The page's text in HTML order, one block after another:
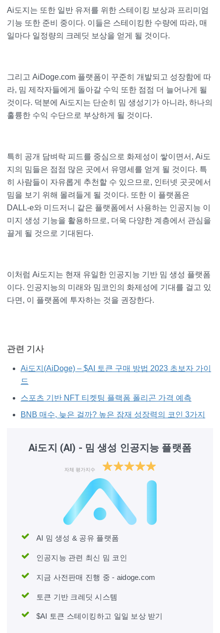
Ai도지는 또한 일반 유저를 위한 스테이킹 보상과 프리미엄
기능 또한 준비 중이다. 이들은 스테이킹한 수량에 따라, 매
일마다 일정량의 크레딧 보상을 얻게 될 것이다.
그리고 AiDoge.com 플랫폼이 꾸준히 개발되고 성장함에 따
라, 밈 제작자들에게 돌아갈 수익 또한 점점 더 늘어나게 될
것이다. 덕분에 Ai도지는 단순히 밈 생성기가 아니라, 하나의
훌륭한 수익 수단으로 부상하게 될 것이다.
특히 공개 담벼락 피드를 중심으로 화제성이 쌓이면서, Ai도
지의 밈들은 점점 많은 곳에서 유명세를 얻게 될 것이다. 특
히 사람들이 자유롭게 추천할 수 있으므로, 인터넷 곳곳에서
밈을 보기 위해 몰려들게 될 것이다. 또한 이 플랫폼은
DALL-e와 미드저니 같은 플랫폼에서 사용하는 인공지능 이
미지 생성 기능을 활용하므로, 더욱 다양한 계층에서 관심을
끌게 될 것으로 기대된다.
이처럼 Ai도지는 현재 유일한 인공지능 기반 밈 생성 플랫폼
이다. 인공지능의 미래와 밈코인의 화제성에 기대를 걸고 있
다면, 이 플랫폼에 투자하는 것을 권장한다.
관련 기사
Ai도지(AiDoge) – $AI 토큰 구매 방법 2023 초보자 가이
드
스포츠 기반 NFT 티켓팅 플랙폼 폴리곤 가격 예측
BNB 매수, 늦은 걸까? 높은 잠재 성장력의 코인 3가지
Ai도지 (AI) - 밈 생성 인공지능 플랫폼
자체 평가지수
AI 밈 생성 & 공유 플랫폼
인공지능 관련 최신 밈 코인
지금 사전판매 진행 중 - aidoge.com
토큰 기반 크레딧 시스템
$AI 토큰 스테이킹하고 일일 보상 받기